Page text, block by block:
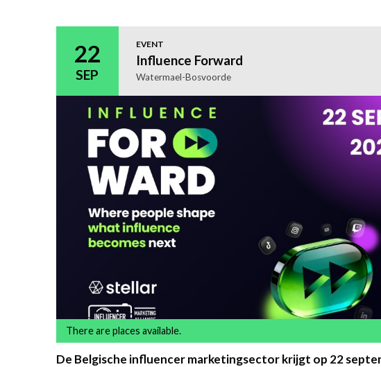
22
SEP
EVENT
Influence Forward
Watermael-Bosvoorde
There are places available.
De Belgische influencer marketingsector krijgt op 22